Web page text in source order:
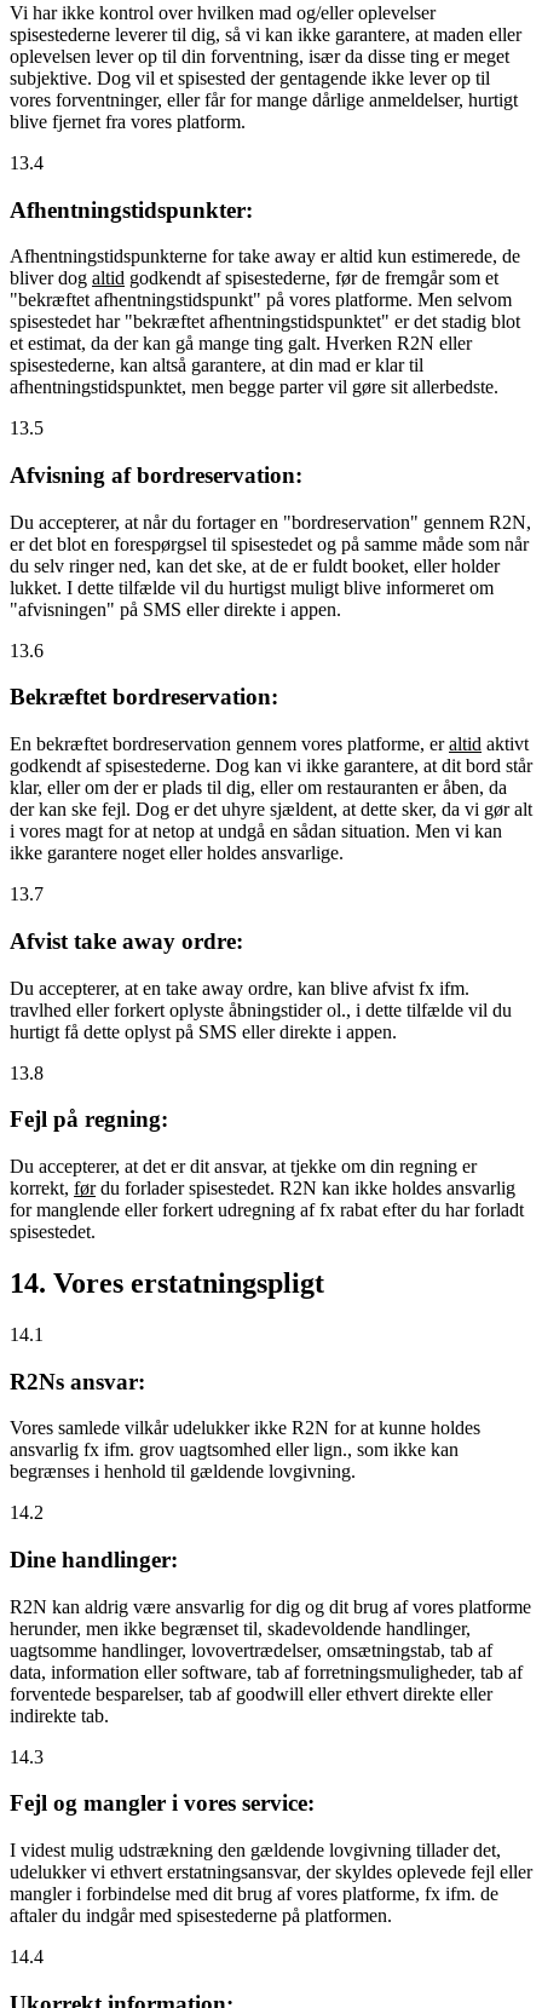
Vi har ikke kontrol over hvilken mad og/eller oplevelser
spisestederne leverer til dig, så vi kan ikke garantere, at maden eller
oplevelsen lever op til din forventning, især da disse ting er meget
subjektive. Dog vil et spisested der gentagende ikke lever op til
vores forventninger, eller får for mange dårlige anmeldelser, hurtigt
blive fjernet fra vores platform.
13.4
Afhentningstidspunkter:
Afhentningstidspunkterne for take away er altid kun estimerede, de
bliver dog altid godkendt af spisestederne, før de fremgår som et
"bekræftet afhentningstidspunkt" på vores platforme. Men selvom
spisestedet har "bekræftet afhentningstidspunktet" er det stadig blot
et estimat, da der kan gå mange ting galt. Hverken R2N eller
spisestederne, kan altså garantere, at din mad er klar til
afhentningstidspunktet, men begge parter vil gøre sit allerbedste.
13.5
Afvisning af bordreservation:
Du accepterer, at når du fortager en "bordreservation" gennem R2N,
er det blot en forespørgsel til spisestedet og på samme måde som når
du selv ringer ned, kan det ske, at de er fuldt booket, eller holder
lukket. I dette tilfælde vil du hurtigst muligt blive informeret om
"afvisningen" på SMS eller direkte i appen.
13.6
Bekræftet bordreservation:
En bekræftet bordreservation gennem vores platforme, eraltid aktivt
godkendt af spisestederne. Dog kan vi ikke garantere, at dit bord står
klar, eller om der er plads til dig, eller om restauranten er åben, da
der kan ske fejl. Dog er det uhyre sjældent, at dette sker, da vi gør alt
i vores magt for at netop at undgå en sådan situation. Men vi kan
ikke garantere noget eller holdes ansvarlige.
13.7
Afvist take away ordre:
Du accepterer, at en take away ordre, kan blive afvist fx ifm.
travlhed eller forkert oplyste åbningstider ol., i dette tilfælde vil du
hurtigt få dette oplyst på SMS eller direkte i appen.
13.8
Fejl på regning:
Du accepterer, at det er dit ansvar, at tjekke om din regning er
korrekt, førdu forlader spisestedet. R2N kan ikke holdes ansvarlig
for manglende eller forkert udregning af fx rabat efter du har forladt
spisestedet.
14. Vores erstatningspligt
14.1
R2Ns ansvar:
Vores samlede vilkår udelukker ikke R2N for at kunne holdes
ansvarlig fx ifm. grov uagtsomhed eller lign., som ikke kan
begrænses i henhold til gældende lovgivning.
14.2
Dine handlinger:
R2N kan aldrig være ansvarlig for dig og dit brug af vores platforme
herunder, men ikke begrænset til, skadevoldende handlinger,
uagtsomme handlinger, lovovertrædelser, omsætningstab, tab af
data, information eller software, tab af forretningsmuligheder, tab af
forventede besparelser, tab af goodwill eller ethvert direkte eller
indirekte tab.
14.3
Fejl og mangler i vores service:
I videst mulig udstrækning den gældende lovgivning tillader det,
udelukker vi ethvert erstatningsansvar, der skyldes oplevede fejl eller
mangler i forbindelse med dit brug af vores platforme, fx ifm. de
aftaler du indgår med spisestederne på platformen.
14.4